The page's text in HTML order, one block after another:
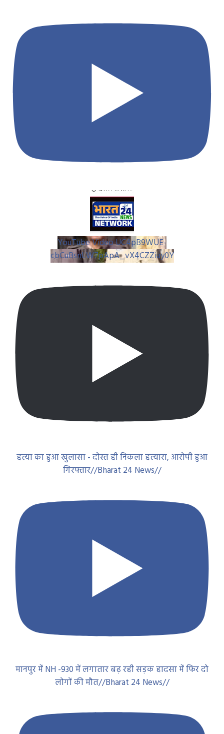
YouTube Video UC4pB9WUE-
cbCuBsnLW7pApA_vX4CZZiay0Y
हत्या का हुआ खुलासा - दोस्त ही निकला हत्यारा, आरोपी हुआ
गिरफ्तार//Bharat 24 News//
मानपुर में NH -930 में लगातार बढ़ रही सड़क हादसा में फिर दो
लोगों की मौत//Bharat 24 News//